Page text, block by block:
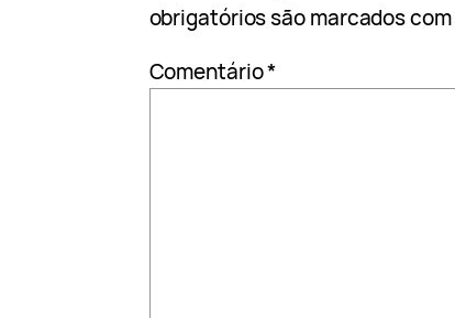
obrigatórios são marcados com
Comentário*